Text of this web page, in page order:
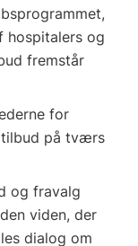
hospitalers og
fremstår
for
på tværs
og fravalg
viden, der
dialog om